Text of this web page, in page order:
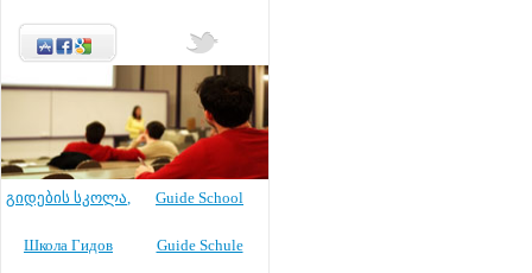
გიდების სკოლა, Guide School
Школа Гидов Guide Schule